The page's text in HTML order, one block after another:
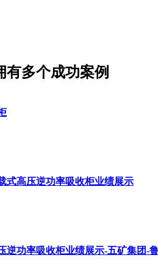
有多个成功案例
式高压逆功率吸收柜业绩展示
逆功率吸收柜业绩展示-五矿集团-